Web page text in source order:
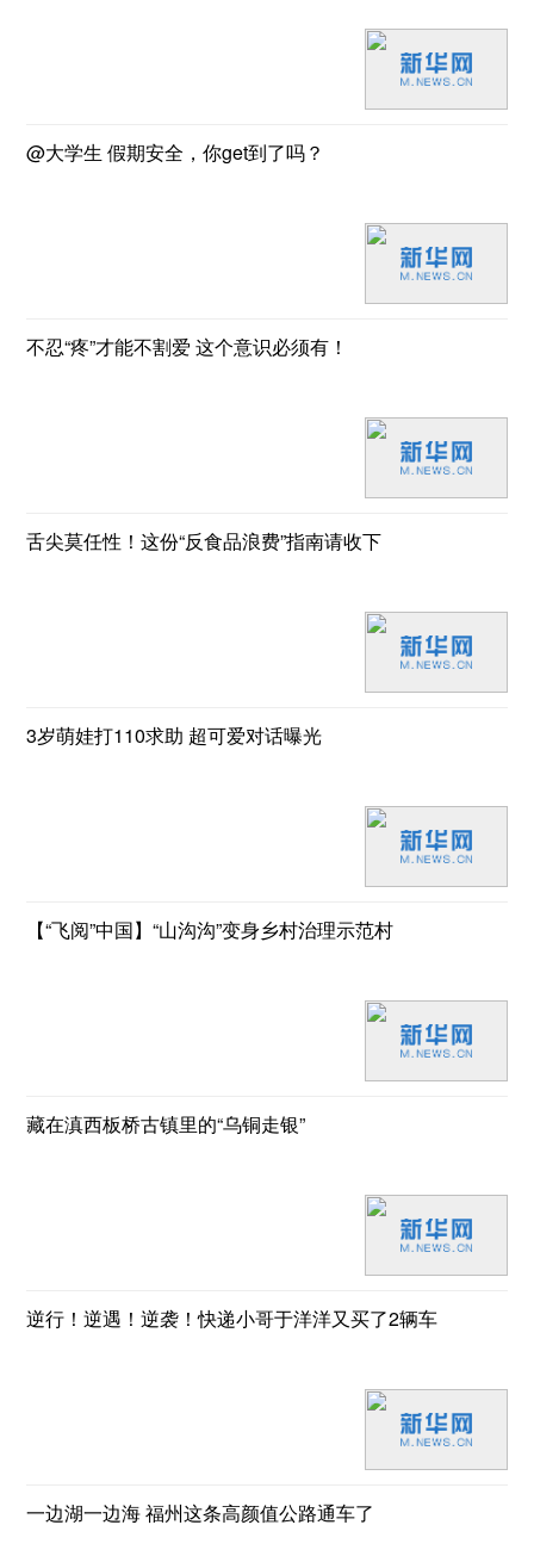
@大学生 假期安全，你get到了吗？
不忍“疼”才能不割爱 这个意识必须有！
舌尖莫任性！这份“反食品浪费”指南请收下
3岁萌娃打110求助 超可爱对话曝光
【“飞阅”中国】“山沟沟”变身乡村治理示范村
藏在滇西板桥古镇里的“乌铜走银”
逆行！逆遇！逆袭！快递小哥于洋洋又买了2辆车
一边湖一边海 福州这条高颜值公路通车了